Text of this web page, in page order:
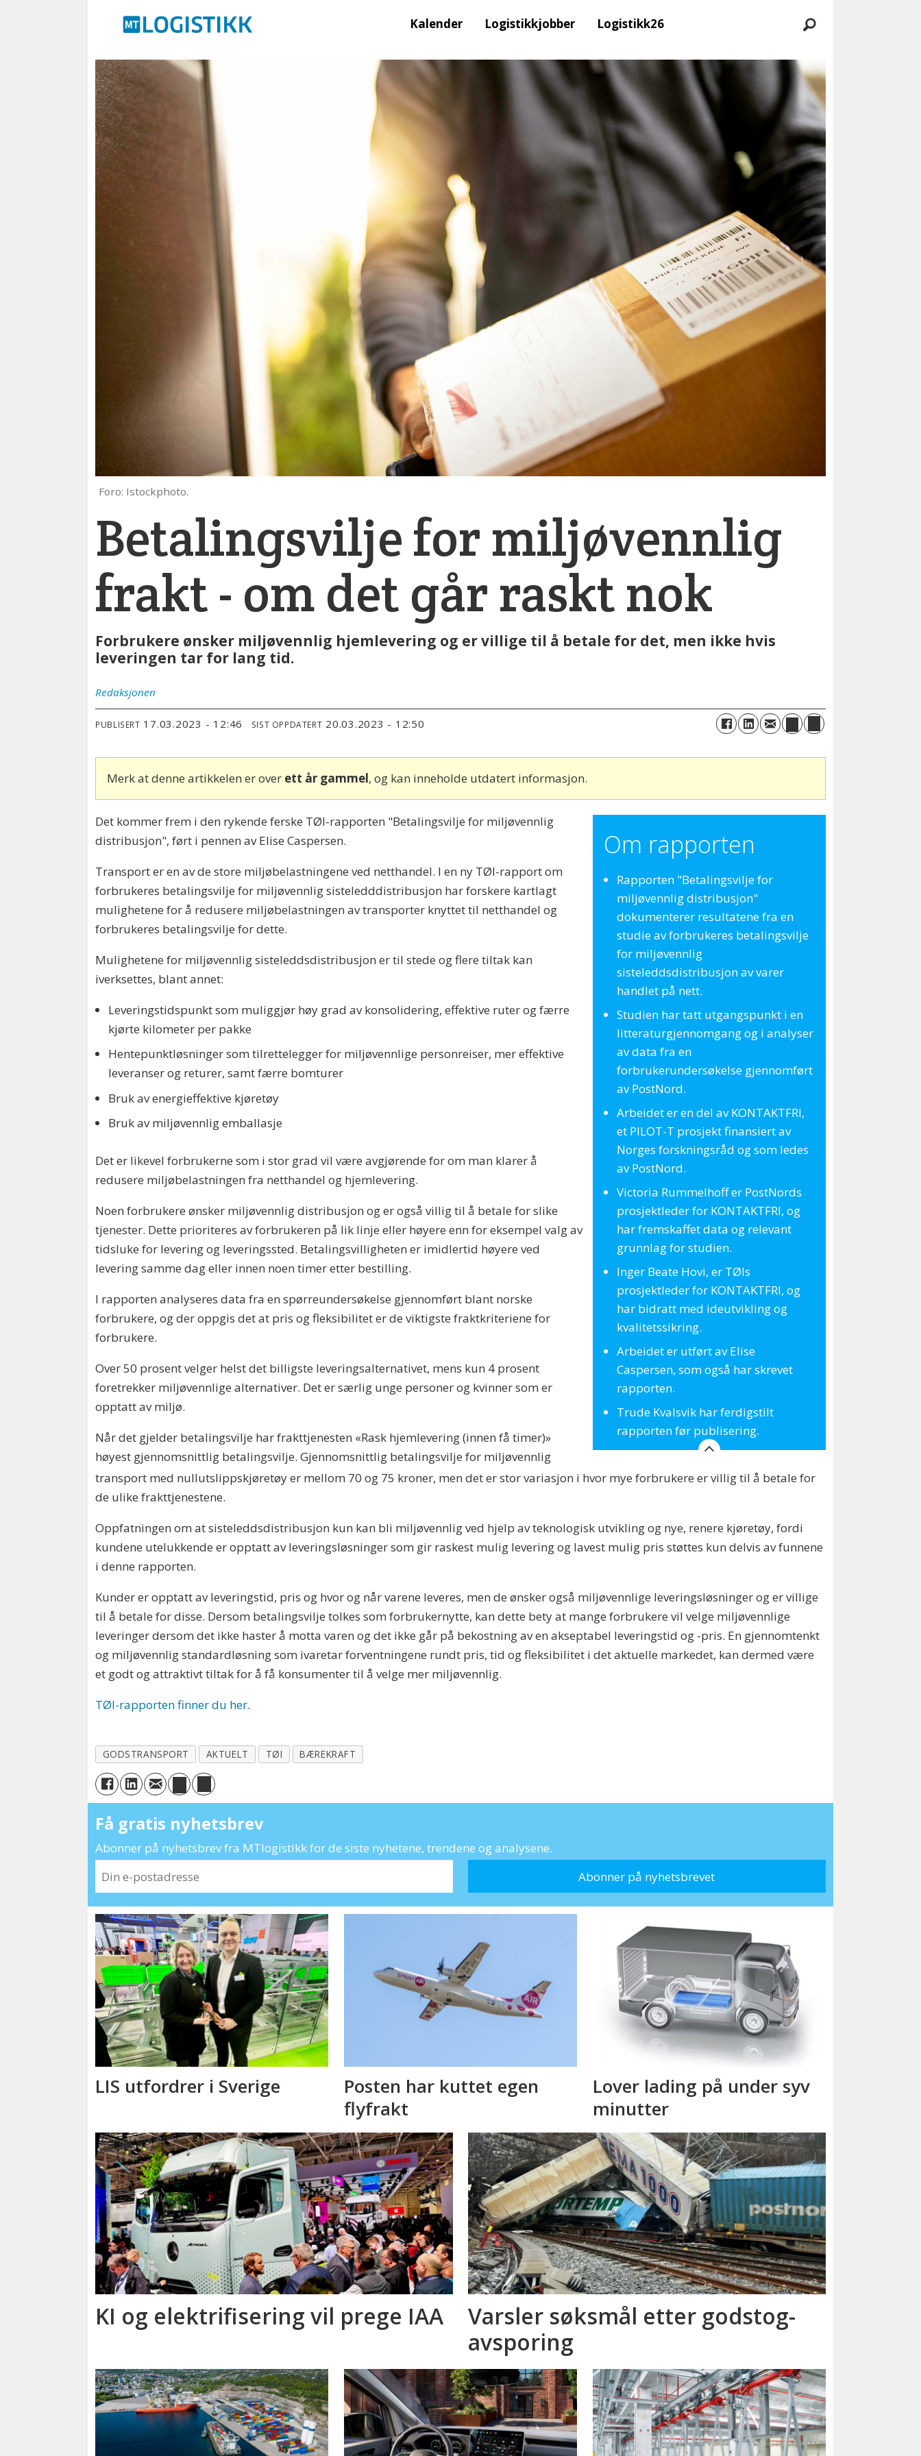
Kalender Logistikkjobber Logistikk26
Foro: Istockphoto.
Betalingsvilje for miljøvennlig
frakt - om det går raskt nok
Forbrukere ønsker miljøvennlig hjemlevering og er villige til å betale for det, men ikke hvis
leveringen tar for lang tid.
Redaksjonen
PUBLISERT 17.03.2023 - 12:46 SIST OPPDATERT 20.03.2023 - 12:50
Merk at denne artikkelen er over ett år gammel, og kan inneholde utdatert informasjon.
Om rapporten
Rapporten "Betalingsvilje for
miljøvennlig distribusjon"
dokumenterer resultatene fra en
studie av forbrukeres betalingsvilje
for miljøvennlig
sisteleddsdistribusjon av varer
handlet på nett.
Studien har tatt utgangspunkt i en
litteraturgjennomgang og i analyser
av data fra en
forbrukerundersøkelse gjennomført
av PostNord.
Arbeidet er en del av KONTAKTFRI,
et PILOT-T prosjekt finansiert av
Norges forskningsråd og som ledes
av PostNord.
Victoria Rummelhoff er PostNords
prosjektleder for KONTAKTFRI, og
har fremskaffet data og relevant
grunnlag for studien.
Inger Beate Hovi, er TØIs
prosjektleder for KONTAKTFRI, og
har bidratt med ideutvikling og
kvalitetssikring.
Arbeidet er utført av Elise
Caspersen, som også har skrevet
rapporten.
Trude Kvalsvik har ferdigstilt
rapporten før publisering.
Det kommer frem i den rykende ferske TØI-rapporten "Betalingsvilje for miljøvennlig
distribusjon", ført i pennen av Elise Caspersen.
Transport er en av de store miljøbelastningene ved netthandel. I en ny TØI-rapport om
forbrukeres betalingsvilje for miljøvennlig sisteledddistribusjon har forskere kartlagt
mulighetene for å redusere miljøbelastningen av transporter knyttet til netthandel og
forbrukeres betalingsvilje for dette.
Mulighetene for miljøvennlig sisteleddsdistribusjon er til stede og flere tiltak kan
iverksettes, blant annet:
Leveringstidspunkt som muliggjør høy grad av konsolidering, effektive ruter og færre
kjørte kilometer per pakke
Hentepunktløsninger som tilrettelegger for miljøvennlige personreiser, mer effektive
leveranser og returer, samt færre bomturer
Bruk av energieffektive kjøretøy
Bruk av miljøvennlig emballasje
Det er likevel forbrukerne som i stor grad vil være avgjørende for om man klarer å
redusere miljøbelastningen fra netthandel og hjemlevering.
Noen forbrukere ønsker miljøvennlig distribusjon og er også villig til å betale for slike
tjenester. Dette prioriteres av forbrukeren på lik linje eller høyere enn for eksempel valg av
tidsluke for levering og leveringssted. Betalingsvilligheten er imidlertid høyere ved
levering samme dag eller innen noen timer etter bestilling.
I rapporten analyseres data fra en spørreundersøkelse gjennomført blant norske
forbrukere, og der oppgis det at pris og fleksibilitet er de viktigste fraktkriteriene for
forbrukere.
Over 50 prosent velger helst det billigste leveringsalternativet, mens kun 4 prosent
foretrekker miljøvennlige alternativer. Det er særlig unge personer og kvinner som er
opptatt av miljø.
Når det gjelder betalingsvilje har frakttjenesten «Rask hjemlevering (innen få timer)»
høyest gjennomsnittlig betalingsvilje. Gjennomsnittlig betalingsvilje for miljøvennlig
transport med nullutslippskjøretøy er mellom 70 og 75 kroner, men det er stor variasjon i hvor mye forbrukere er villig til å betale for
de ulike frakttjenestene.
Oppfatningen om at sisteleddsdistribusjon kun kan bli miljøvennlig ved hjelp av teknologisk utvikling og nye, renere kjøretøy, fordi
kundene utelukkende er opptatt av leveringsløsninger som gir raskest mulig levering og lavest mulig pris støttes kun delvis av funnene
i denne rapporten.
Kunder er opptatt av leveringstid, pris og hvor og når varene leveres, men de ønsker også miljøvennlige leveringsløsninger og er villige
til å betale for disse. Dersom betalingsvilje tolkes som forbrukernytte, kan dette bety at mange forbrukere vil velge miljøvennlige
leveringer dersom det ikke haster å motta varen og det ikke går på bekostning av en akseptabel leveringstid og -pris. En gjennomtenkt
og miljøvennlig standardløsning som ivaretar forventningene rundt pris, tid og fleksibilitet i det aktuelle markedet, kan dermed være
et godt og attraktivt tiltak for å få konsumenter til å velge mer miljøvennlig.
TØI-rapporten finner du her.
GODSTRANSPORT AKTUELT TØI BÆREKRAFT
Få gratis nyhetsbrev
Abonner på nyhetsbrev fra MTlogistikk for de siste nyhetene, trendene og analysene.
LIS utfordrer i Sverige
Posten har kuttet egen
flyfrakt
Lover lading på under syv
minutter
KI og elektrifisering vil prege IAA
Varsler søksmål etter godstog­
avsporing